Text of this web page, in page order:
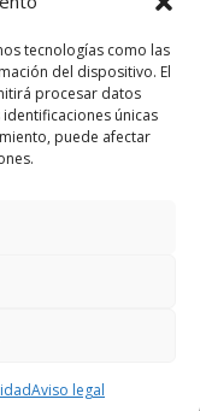
tecnologías como las
del dispositivo. El
procesar datos
únicas
puede afectar
Aviso legal
Javier Ruíz Zubicoa